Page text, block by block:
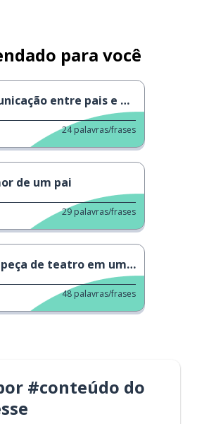
para você
entre pais e filhos
24 palavras/frases
de um pai
29 palavras/frases
de teatro em um dia de tufão
48 palavras/frases
#conteúdo do